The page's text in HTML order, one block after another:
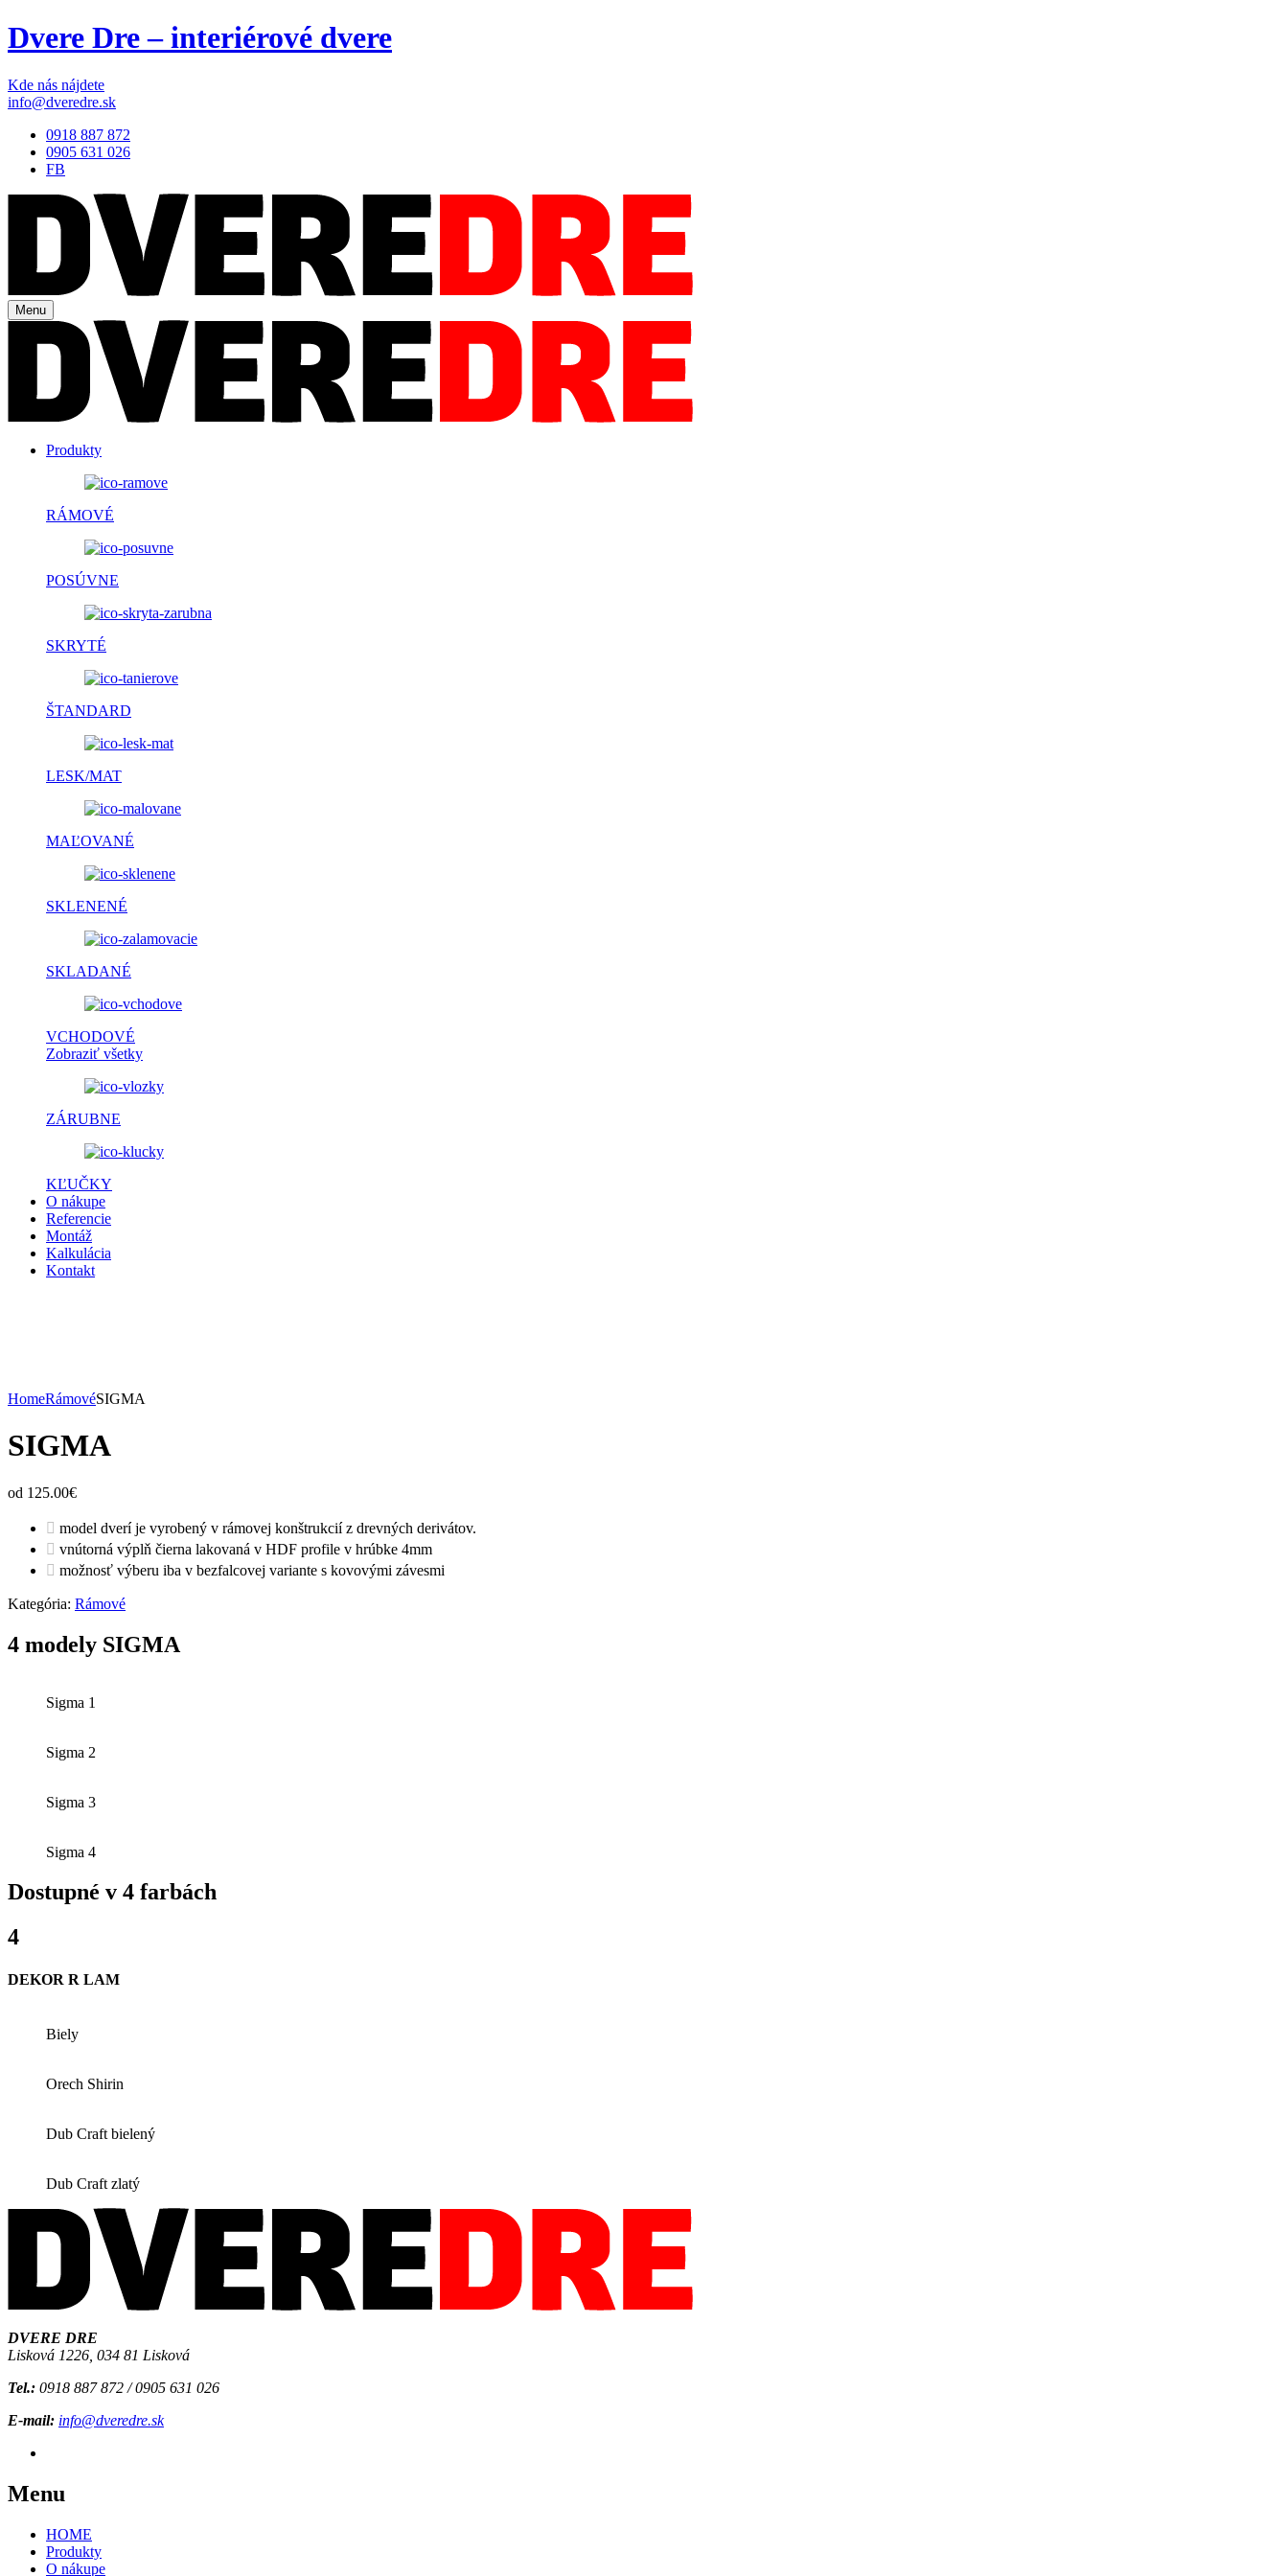
Dvere Dre – interiérové dvere
Kde nás nájdete
info@dveredre.sk
0918 887 872
0905 631 026
FB
Menu
Produkty
RÁMOVÉ
POSÚVNE
SKRYTÉ
ŠTANDARD
LESK/MAT
MAĽOVANÉ
SKLENENÉ
SKLADANÉ
VCHODOVÉ
Zobraziť všetky
ZÁRUBNE
KĽUČKY
O nákupe
Referencie
Montáž
Kalkulácia
Kontakt
HomeRámovéSIGMA
SIGMA
od 125.00€
model dverí je vyrobený v rámovej konštrukcií z drevných derivátov.
vnútorná výplň čierna lakovaná v HDF profile v hrúbke 4mm
možnosť výberu iba v bezfalcovej variante s kovovými závesmi
Kategória: Rámové
4 modely SIGMA
Sigma 1
Sigma 2
Sigma 3
Sigma 4
Dostupné v 4 farbách
4
DEKOR R LAM
Biely
Orech Shirin
Dub Craft bielený
Dub Craft zlatý
DVERE DRE
Lisková 1226, 034 81 Lisková
Tel.: 0918 887 872 / 0905 631 026
E-mail: info@dveredre.sk
Menu
HOME
Produkty
O nákupe